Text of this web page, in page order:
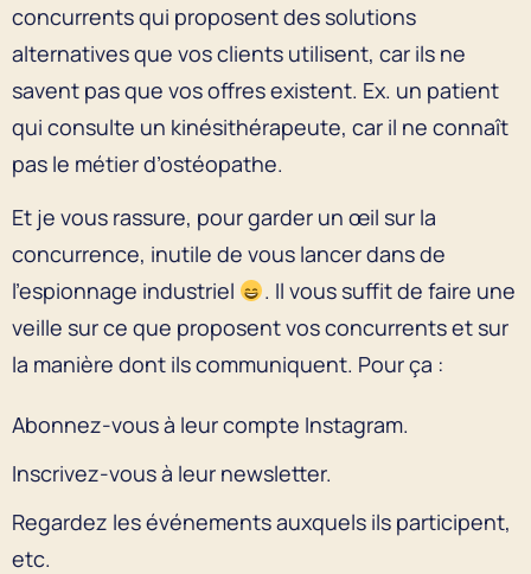
concurrents qui proposent des solutions
alternatives que vos clients utilisent, car ils ne
savent pas que vos offres existent. Ex. un patient
qui consulte un kinésithérapeute, car il ne connaît
pas le métier d’ostéopathe.
Et je vous rassure, pour garder un œil sur la
concurrence, inutile de vous lancer dans de
l’espionnage industriel
. Il vous suffit de faire une
veille sur ce que proposent vos concurrents et sur
la manière dont ils communiquent. Pour ça :
Abonnez-vous à leur compte Instagram.
Inscrivez-vous à leur newsletter.
Regardez les événements auxquels ils participent,
etc.